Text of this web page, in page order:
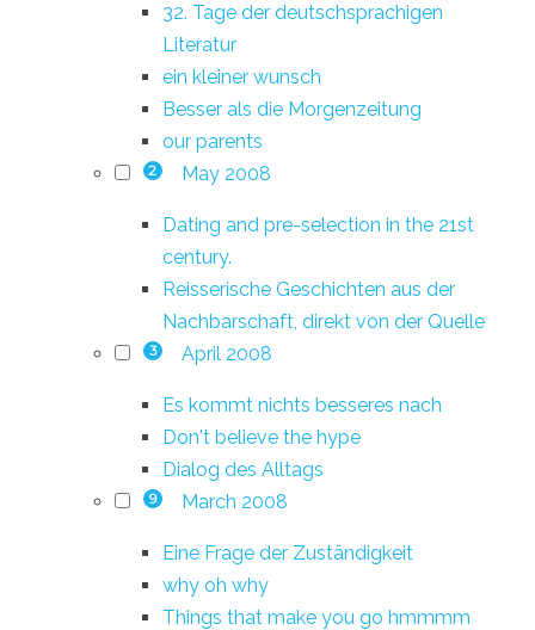
32. Tage der deutschsprachigen
Literatur
ein kleiner wunsch
Besser als die Morgenzeitung
our parents
2 May 2008
Dating and pre-selection in the 21st
century.
Reisserische Geschichten aus der
Nachbarschaft, direkt von der Quelle
3 April 2008
Es kommt nichts besseres nach
Don't believe the hype
Dialog des Alltags
9 March 2008
Eine Frage der Zuständigkeit
why oh why
Things that make you go hmmmm